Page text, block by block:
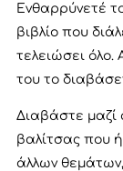
Ενθαρρύνετέ
βιβλίο που
τελειώσει όλο.
του το
Διαβάστε μαζί
βαλίτσας που
άλλων